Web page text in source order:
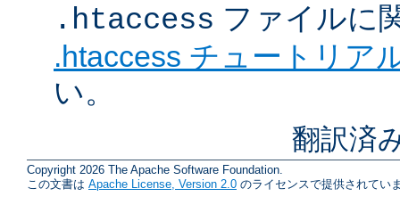
.htaccess ファイルに
.htaccess チュートリア
い。
翻訳済
Copyright 2026 The Apache Software Foundation.
この文書は Apache License, Version 2.0 のライセンスで提供されてい